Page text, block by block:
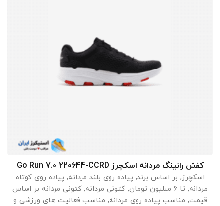
انتخاب گزینه هاکفش رانینگ مردانه اسکچرز Go Run 7.0 220644-CCRD
اسکچرز, بر اساس برند, پیاده روی بلند مردانه, پیاده روی کوتاه
مردانه, تا 6 میلیون تومان , کتونی مردانه, کتونی مردانه بر اساس
قیمت, مناسب پیاده روی مردانه, مناسب فعالیت های ورزشی و